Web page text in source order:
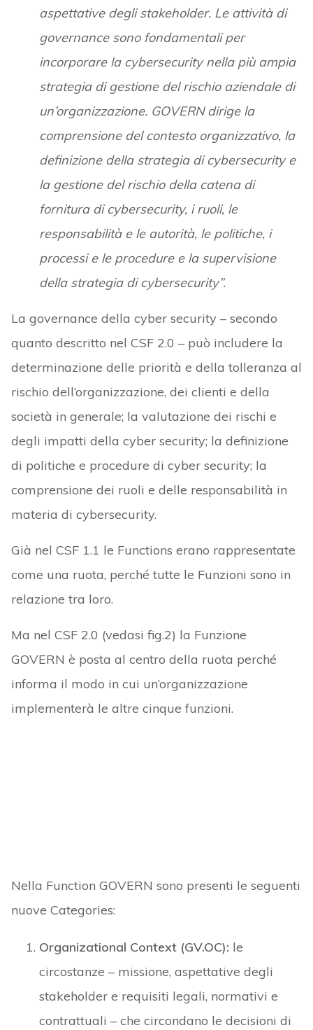
aspettative degli stakeholder. Le attività di
governance sono fondamentali per
incorporare la cybersecurity nella più ampia
strategia di gestione del rischio aziendale di
un’organizzazione. GOVERN dirige la
comprensione del contesto organizzativo, la
definizione della strategia di cybersecurity e
la gestione del rischio della catena di
fornitura di cybersecurity, i ruoli, le
responsabilità e le autorità, le politiche, i
processi e le procedure e la supervisione
della strategia di cybersecurity”.
La governance della cyber security – secondo
quanto descritto nel CSF 2.0 – può includere la
determinazione delle priorità e della tolleranza al
rischio dell’organizzazione, dei clienti e della
società in generale; la valutazione dei rischi e
degli impatti della cyber security; la definizione
di politiche e procedure di cyber security; la
comprensione dei ruoli e delle responsabilità in
materia di cybersecurity.
Già nel CSF 1.1 le Functions erano rappresentate
come una ruota, perché tutte le Funzioni sono in
relazione tra loro.
Ma nel CSF 2.0 (vedasi fig.2) la Funzione
GOVERN è posta al centro della ruota perché
informa il modo in cui un’organizzazione
implementerà le altre cinque funzioni.
Nella Function GOVERN sono presenti le seguenti
nuove Categories:
Organizational Context (GV.OC): le
circostanze – missione, aspettative degli
stakeholder e requisiti legali, normativi e
contrattuali – che circondano le decisioni di